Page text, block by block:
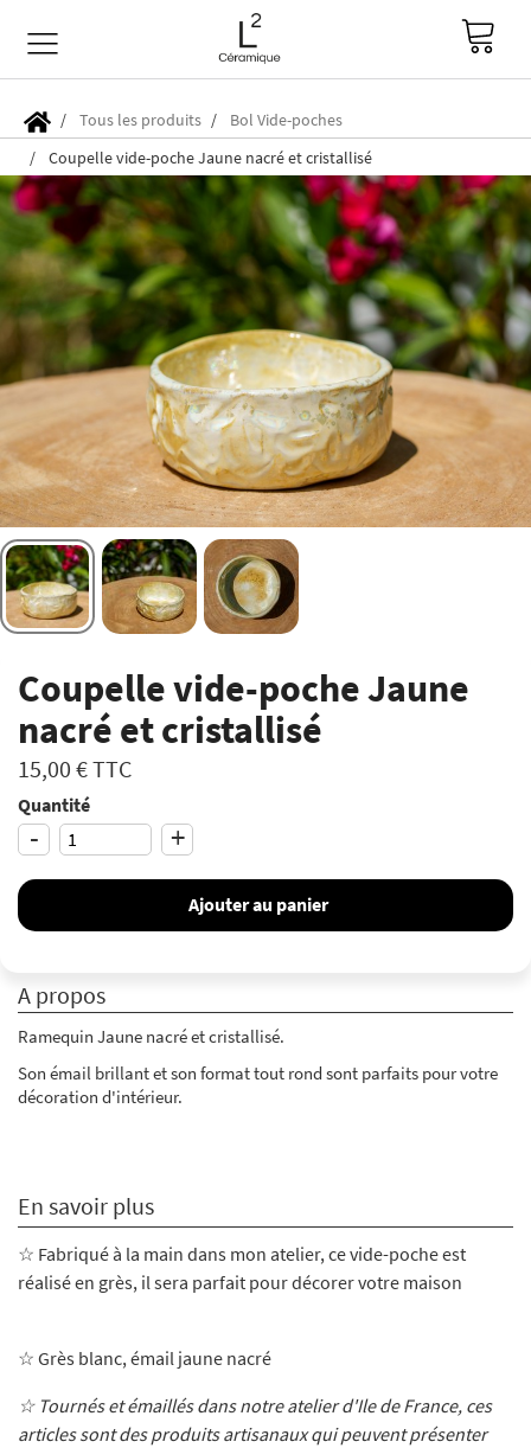
Tous les produits
Bol Vide-poches
Coupelle vide-poche Jaune nacré et cristallisé
Coupelle vide-poche Jaune
nacré et cristallisé
15,00 €TTC
Quantité
- +
Ajouter au panier
A propos
Ramequin Jaune nacré et cristallisé.
Son émail brillant et son format tout rond sont parfaits pour votre
décoration d'intérieur.
En savoir plus
☆ Fabriqué à la main dans mon atelier, ce vide-pocheest
réalisé en grès, il sera parfait pour décorer votre maison
☆ Grès blanc, émail jaune nacré
☆ Tournés et émaillés dans notre atelier d'Ile de France, ces
articles sont des produits artisanaux qui peuvent présenter